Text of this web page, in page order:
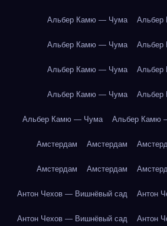
Альбер Камю — Чума
Альбер Камю — Чума
Альбер Камю — Чума
Альбер Камю — Чума
Альбер Камю — Чума Альбер Камю
Амстердам Амстердам
Амстердам Амстердам
Антон Чехов — Вишнёвый сад Антон
Антон Чехов — Вишнёвый сад Антон